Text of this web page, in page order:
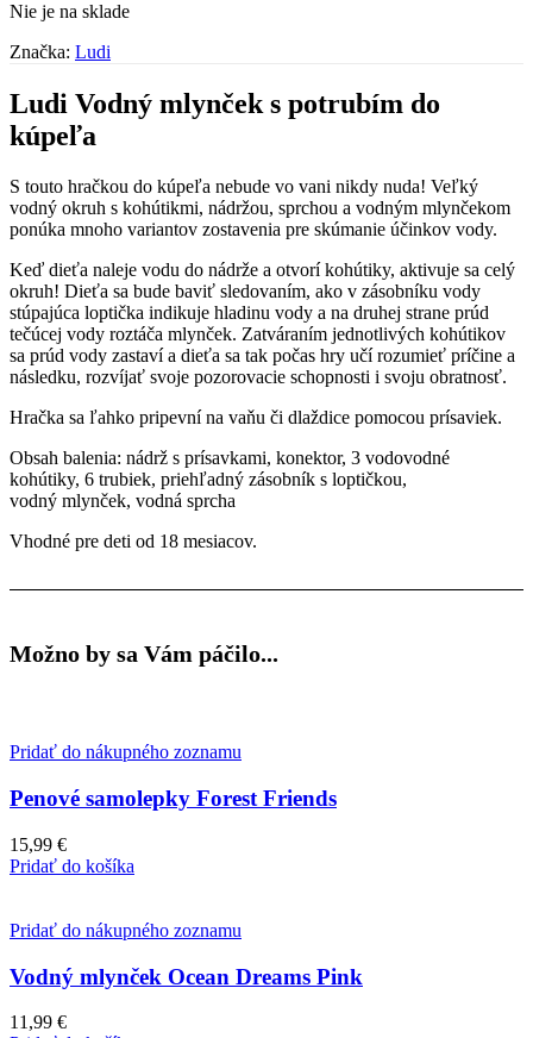
Nie je na sklade
Značka: Ludi
Ludi Vodný mlynček s potrubím do
kúpeľa
S touto hračkou do kúpeľa nebude vo vani nikdy nuda! Veľký
vodný okruh s kohútikmi, nádržou, sprchou a vodným mlynčekom
ponúka mnoho variantov zostavenia pre skúmanie účinkov vody.
Keď dieťa naleje vodu do nádrže a otvorí kohútiky, aktivuje sa celý
okruh! Dieťa sa bude baviť sledovaním, ako v zásobníku vody
stúpajúca loptička indikuje hladinu vody a na druhej strane prúd
tečúcej vody roztáča mlynček. Zatváraním jednotlivých kohútikov
sa prúd vody zastaví a dieťa sa tak počas hry učí rozumieť príčine a
následku, rozvíjať svoje pozorovacie schopnosti i svoju obratnosť.
Hračka sa ľahko pripevní na vaňu či dlaždice pomocou prísaviek.
Obsah balenia: nádrž s prísavkami, konektor, 3 vodovodné
kohútiky, 6 trubiek, priehľadný zásobník s loptičkou,
vodný mlynček, vodná sprcha
Vhodné pre deti od 18 mesiacov.
Možno by sa Vám páčilo...
Pridať do nákupného zoznamu
Penové samolepky Forest Friends
15,99 €
Pridať do košíka
Pridať do nákupného zoznamu
Vodný mlynček Ocean Dreams Pink
11,99 €